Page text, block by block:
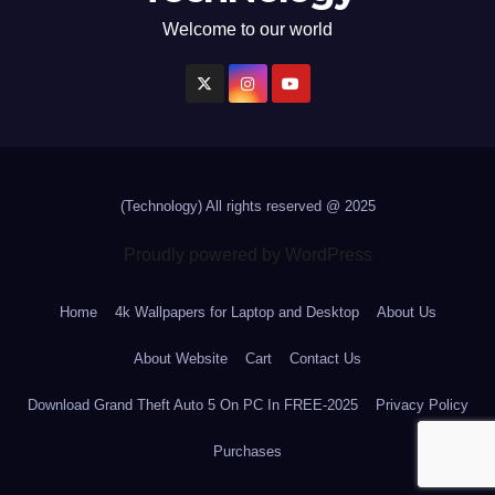
Welcome to our world
(Technology)All rights reserved @ 2025
Proudly powered by WordPress
Home 4k Wallpapers for Laptop and Desktop About Us
About Website Cart Contact Us
Download Grand Theft Auto 5 On PC In FREE-2025 Privacy Policy
Purchases